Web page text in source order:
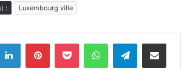
: Luxembourg ville
LinkedinPinterestPocket WhatsAppTelegramPartager par e-mail